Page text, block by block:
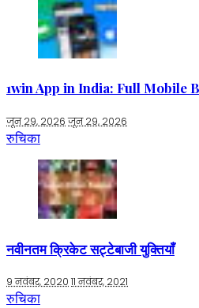
1win App in India: Full Mobile
जून 29, 2026 जून 29, 2026
रुचिका
नवीनतम क्रिकेट सट्टेबाजी युक्तियाँ
9 नवंबर, 2020 11 नवंबर, 2021
रुचिका